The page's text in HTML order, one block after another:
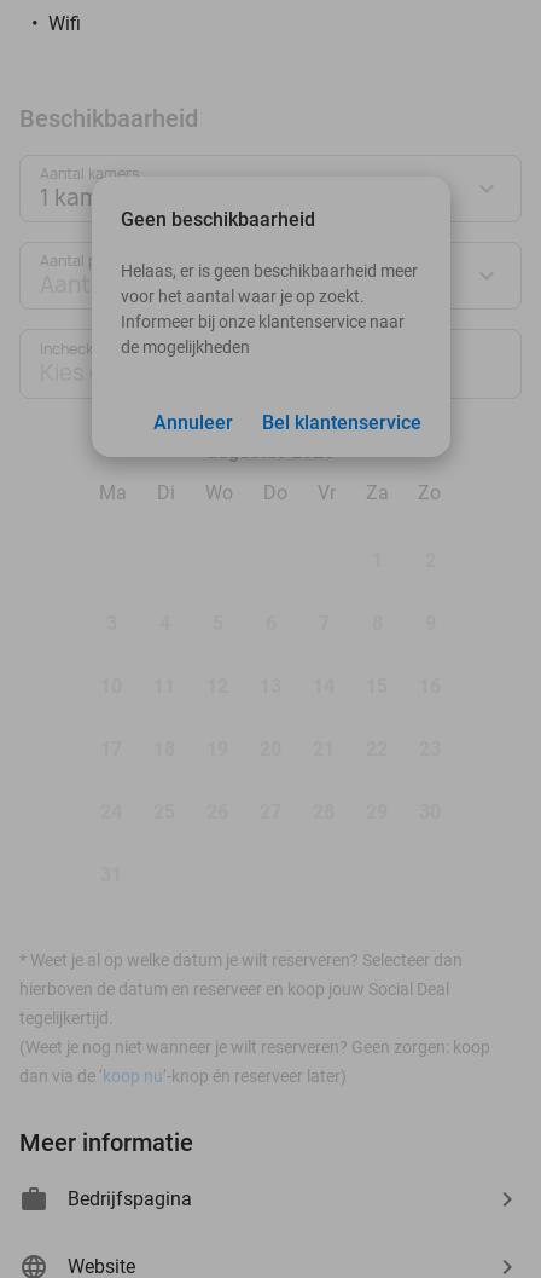
Wifi
Beschikbaarheid
Aantal kamers:
1 kamer
Aantal personen:
Aantal personen
Inchecken
Ma
Di Wo Do Vr Za Zo
* Weet je al op welke datum je wilt reserveren? Selecteer dan
hierboven de datum en reserveer en koop jouw Social Deal
tegelijkertijd.
(Weet je nog niet wanneer je wilt reserveren? Geen zorgen: koop
dan via de ‘koop nu’-knop én reserveer later)
Geen beschikbaarheid
Helaas, er is geen beschikbaarheid meer
voor het aantal waar je op zoekt.
Informeer bij onze klantenservice naar
de mogelijkheden
Bel klantenservice
Annuleer
Meer informatie
Bedrijfspagina
Website